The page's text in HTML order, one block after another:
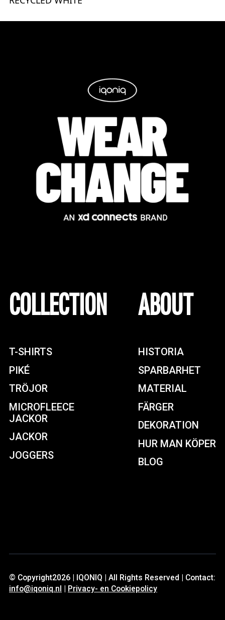
COLLECTION
T-SHIRTS
PIKÉ
TRÖJOR
MICROFLEECE
JACKOR
JACKOR
JOGGERS
ABOUT
HISTORIA
SPARBARHET
MATERIAL
FÄRGER
DEKORATION
HUR MAN KÖPER
BLOG
© Copyright2026 | IQONIQ | All Rights Reserved | Contact:
info@iqoniq.nl | Privacy- en Cookiepolicy